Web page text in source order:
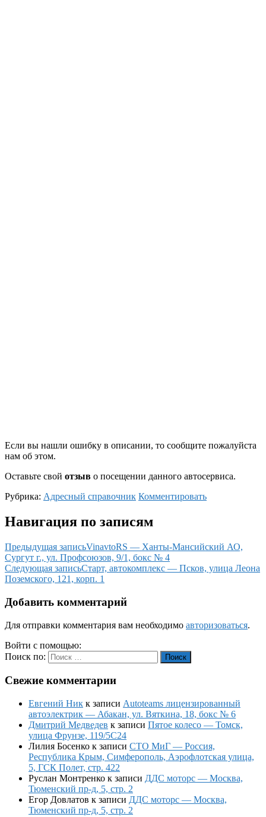
Если вы нашли ошибку в описании, то сообщите пожалуйста
нам об этом.
Оставьте свой отзыв о посещении данного автосервиса.
Рубрика: Адресный справочник Комментировать
Навигация по записям
Предыдущая записьVinavtoRS — Ханты-Мансийский АО,
Сургут г., ул. Профсоюзов, 9/1, бокс № 4
Следующая записьСтарт, автокомплекс — Псков, улица Леона
Поземского, 121, корп. 1
Добавить комментарий
Для отправки комментария вам необходимо авторизоваться.
Войти с помощью:
Поиск по:
Поиск
Свежие комментарии
Евгений Ник к записи Autoteams лицензированный
автоэлектрик — Абакан, ул. Вяткина, 18, бокс № 6
Дмитрий Медведев к записи Пятое колесо — Томск,
улица Фрунзе, 119/5С24
Лилия Босенко к записи СТО МиГ — Россия,
Республика Крым, Симферополь, Аэрофлотская улица,
5, ГСК Полет, стр. 422
Руслан Монтренко к записи ДДС моторс — Москва,
Тюменский пр-д, 5, стр. 2
Егор Довлатов к записи ДДС моторс — Москва,
Тюменский пр-д, 5, стр. 2